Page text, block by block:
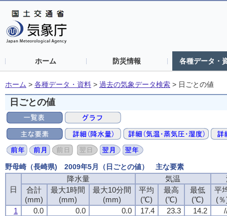
ホーム 防災情報 各種データ・
ホーム > 各種データ・資料 > 過去の気象データ検索 > 日ごとの値
日ごとの値
野母崎（長崎県) 2009年5月（日ごとの値） 主な要素
日
降水量 気温
合計
(mm)
最大1時間
(mm)
最大10分間
(mm)
平均
(℃)
最高
(℃)
最低
(℃)
平
(
1
0.0 0.0 0.0 17.4 23.3 14.2